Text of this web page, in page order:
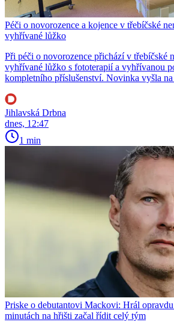
Péči o novorozence a kojence v třebíčské
vyhřívané lůžko
Při péči o novorozence přichází v třebíčské
vyhřívané lůžko s fototerapií a vyhřívanou
kompletního příslušenství. Novinka vyšla
Jihlavská Drbna
dnes, 12:47
1 min
Priske o debutantovi Mackovi: Hrál
minutách na hřišti začal řídit celý tým